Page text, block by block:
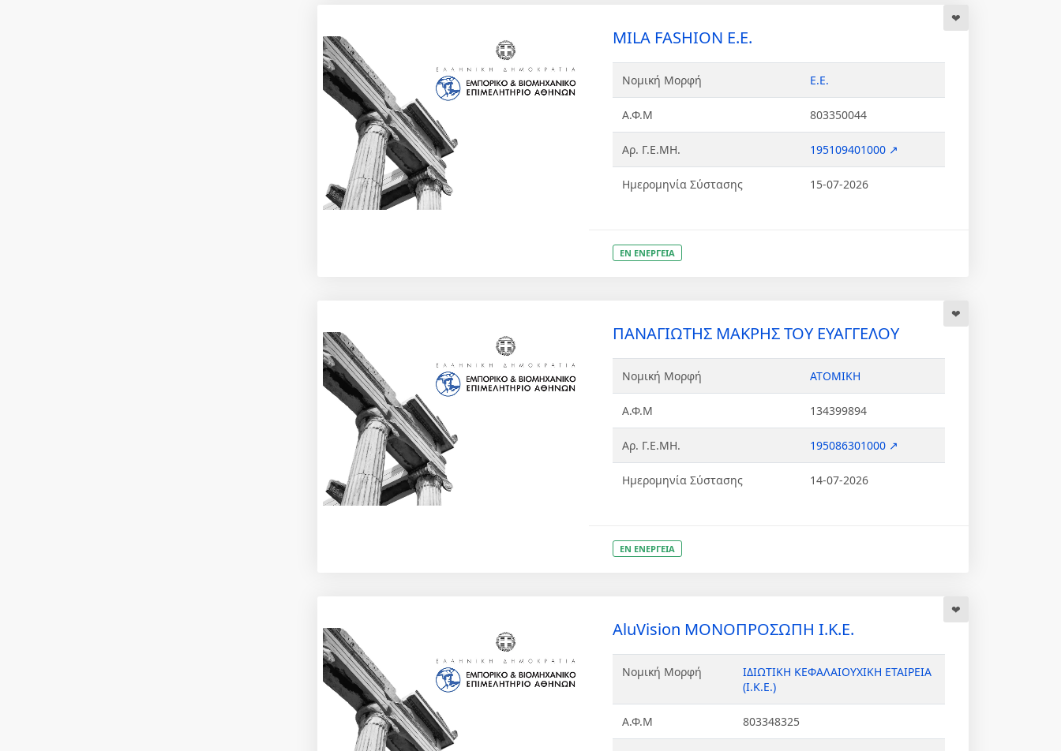
MILA FASHION Ε.Ε.
Νομική Μορφή Ε.Ε.
Α.Φ.Μ 803350044
Αρ. Γ.Ε.ΜΗ. 195109401000 ↗
Ημερομηνία Σύστασης 15-07-2026
ΕΝ ΕΝΕΡΓΕΙΑ
ΠΑΝΑΓΙΩΤΗΣ ΜΑΚΡΗΣ ΤΟΥ ΕΥΑΓΓΕΛΟΥ
Νομική Μορφή ΑΤΟΜΙΚΗ
Α.Φ.Μ 134399894
Αρ. Γ.Ε.ΜΗ. 195086301000 ↗
Ημερομηνία Σύστασης 14-07-2026
ΕΝ ΕΝΕΡΓΕΙΑ
AluVision ΜΟΝΟΠΡΟΣΩΠΗ Ι.Κ.Ε.
Νομική Μορφή
ΙΔΙΩΤΙΚΗ ΚΕΦΑΛΑΙΟΥΧΙΚΗ ΕΤΑΙΡΕΙΑ
(Ι.Κ.Ε.)
Α.Φ.Μ 803348325